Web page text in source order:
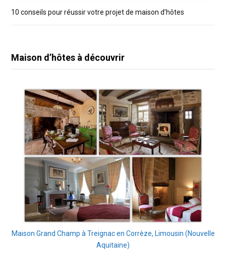
10 conseils pour réussir votre projet de maison d’hôtes
Maison d’hôtes à découvrir
Maison Grand Champ à Treignac en Corrèze, Limousin (Nouvelle
Aquitaine)